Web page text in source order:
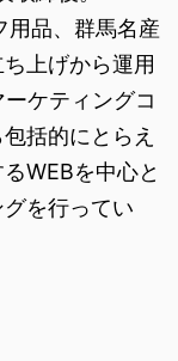
用品、群馬名産
上げから運用
ケティングコ
括的にとらえ
WEBを中心と
を行ってい